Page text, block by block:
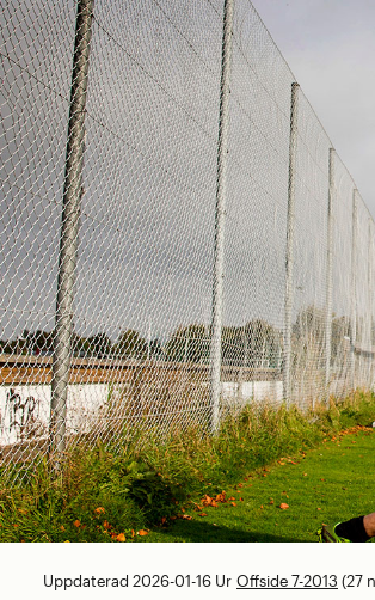
Uppdaterad 2026-01-16 Ur Offside 7-2013 (27